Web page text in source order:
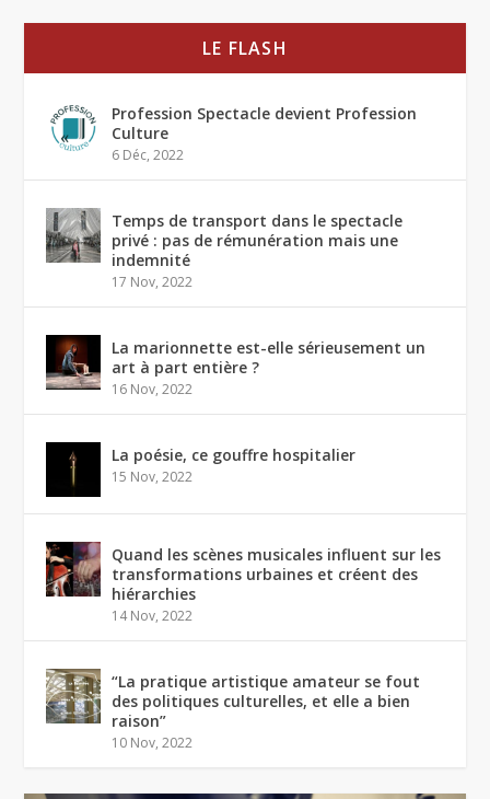
LE FLASH
Profession Spectacle devient Profession
Culture
6 Déc, 2022
Temps de transport dans le spectacle
privé : pas de rémunération mais une
indemnité
17 Nov, 2022
La marionnette est-elle sérieusement un
art à part entière ?
16 Nov, 2022
La poésie, ce gouffre hospitalier
15 Nov, 2022
Quand les scènes musicales influent sur les
transformations urbaines et créent des
hiérarchies
14 Nov, 2022
“La pratique artistique amateur se fout
des politiques culturelles, et elle a bien
raison”
10 Nov, 2022